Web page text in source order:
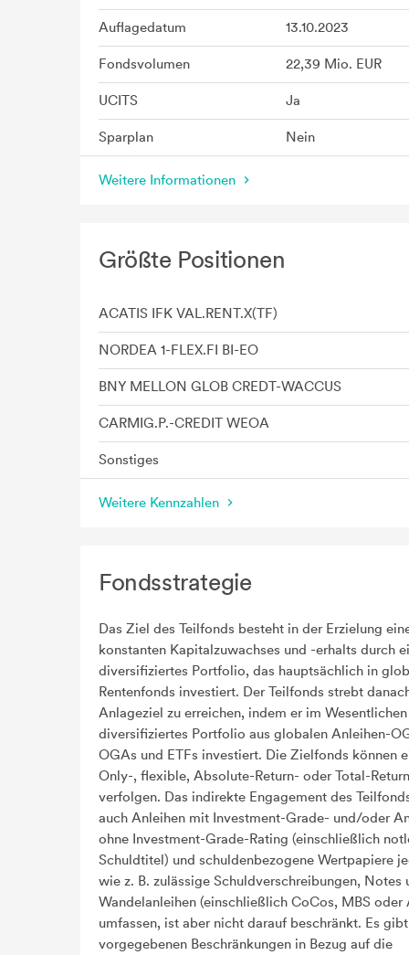
Auflagedatum 13.10.2023
Fondsvolumen 22,39 Mio. EUR
UCITS Ja
Sparplan Nein
Weitere Informationen
Größte Positionen
ACATIS IFK VAL.RENT.X(TF)
NORDEA 1-FLEX.FI BI-EO
BNY MELLON GLOB CREDT-WACCUS
CARMIG.P.-CREDIT WEOA
Sonstiges
Weitere Kennzahlen
Fondsstrategie
Das Ziel des Teilfonds besteht in der Erzielung
konstanten Kapitalzuwachses und -erhalts durch
diversifiziertes Portfolio, das hauptsächlich in
Rentenfonds investiert. Der Teilfonds strebt
Anlageziel zu erreichen, indem er im
diversifiziertes Portfolio aus globalen Anleihen-
OGAs und ETFs investiert. Die Zielfonds können
Only-, flexible, Absolute-Return- oder Total-
verfolgen. Das indirekte Engagement des
auch Anleihen mit Investment-Grade- und/oder
ohne Investment-Grade-Rating (einschließlich
Schuldtitel) und schuldenbezogene Wertpapiere
wie z. B. zulässige Schuldverschreibungen, Notes
Wandelanleihen (einschließlich CoCos, MBS oder
umfassen, ist aber nicht darauf beschränkt. Es
vorgegebenen Beschränkungen in Bezug auf die